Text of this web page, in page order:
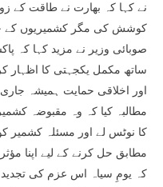
نے کہا کہ بھارت نے طاقت کے
کوشش کی مگر کشمیریوں کے
صوبائی وزیر نے مزید کہا کہ
ساتھ مکمل یکجہتی کا اظہار
اور اخلاقی حمایت ہمیشہ
مطالبہ کیا کہ وہ مقبوضہ
کا نوٹس لے اور مسئلہ کشمیر
مطابق حل کرنے کے لیے اپنا
کہ یومِ سیاہ اس عزم کی تجدید